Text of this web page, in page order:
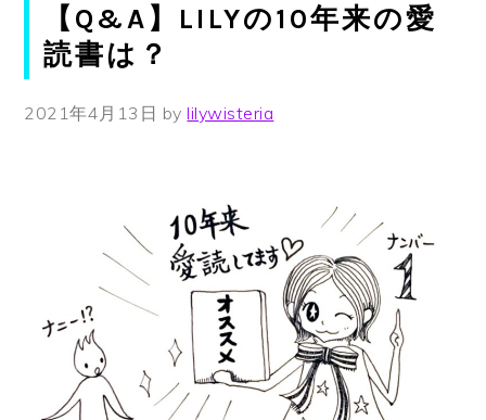
【Q&A】LILYの10年来の愛
読書は？
2021年4月13日 bylilywisteria